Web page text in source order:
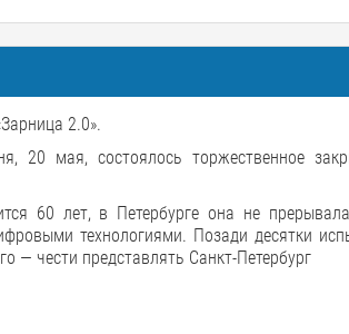
2.0».
20 мая, состоялось торжественное
60 лет, в Петербурге она не
технологиями. Позади десятки
— чести представлять Санкт-Петербург